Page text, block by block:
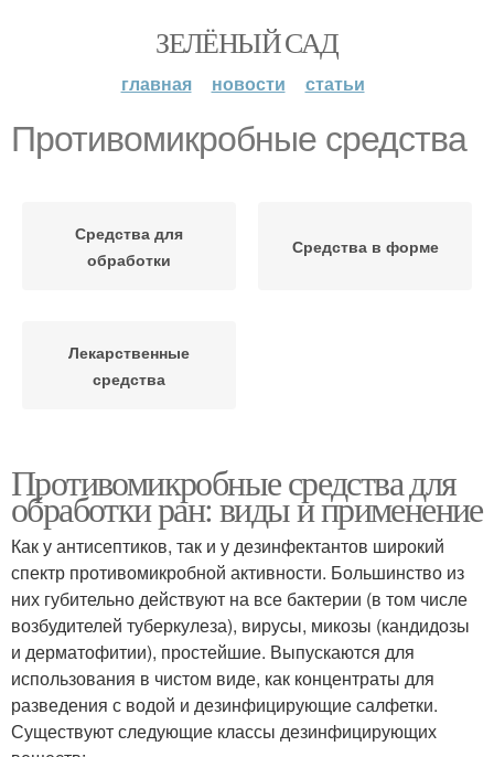
ЗЕЛЁНЫЙ САД
главная новости статьи
Противомикробные средства
Средства для
обработки
Средства в форме
Лекарственные
средства
Противомикробные средства для
обработки ран: виды и применение
Как у антисептиков, так и у дезинфектантов широкий
спектр противомикробной активности. Большинство из
них губительно действуют на все бактерии (в том числе
возбудителей туберкулеза), вирусы, микозы (кандидозы
и дерматофитии), простейшие. Выпускаются для
использования в чистом виде, как концентраты для
разведения с водой и дезинфицирующие салфетки.
Существуют следующие классы дезинфицирующих